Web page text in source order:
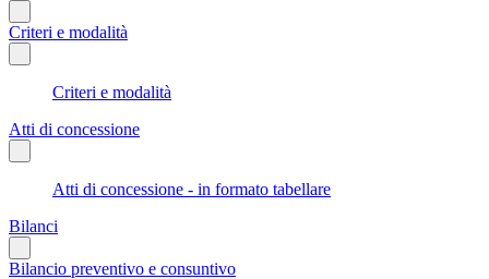
Criteri e modalità
Criteri e modalità
Atti di concessione
Atti di concessione - in formato tabellare
Bilanci
Bilancio preventivo e consuntivo